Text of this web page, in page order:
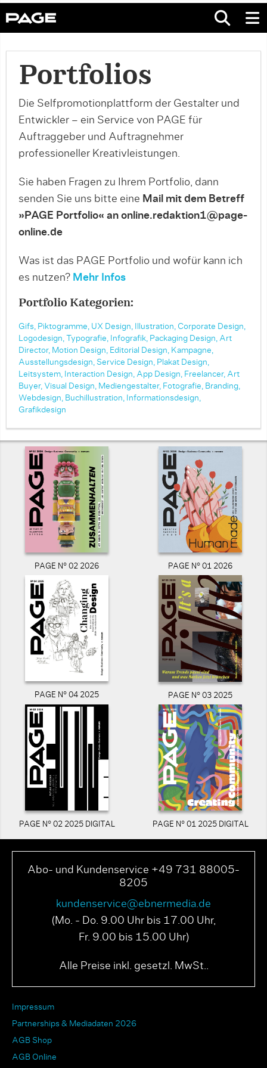
Portfolios
Die Selfpromotionplattform der Gestalter und
Entwickler – ein Service von PAGE für
Auftraggeber und Auftragnehmer
professioneller Kreativleistungen.
Sie haben Fragen zu Ihrem Portfolio, dann
senden Sie uns bitte eine Mail mit dem Betreff
»PAGE Portfolio« an online.redaktion1@page-
online.de
Was ist das PAGE Portfolio und wofür kann ich
es nutzen? Mehr Infos
Portfolio Kategorien:
Gifs, Piktogramme, UX Design, Illustration, Corporate Design,
Logodesign,
Typografie, Infografik, Packaging Design, Art
Director, Motion Design, Editorial Design, Kampagne,
Ausstellungsdesign, Service Design, Plakat Design,
Leitsystem, Interaction Design, App Design, Freelancer, Art
Buyer, Visual Design, Mediengestalter, Fotografie, Branding,
Webdesign, Buchillustration, Informationsdesign,
Grafikdesign
PAGE N° 02 2026 PAGE N° 01 2026
PAGE N° 04 2025 PAGE N° 03 2025
PAGE N° 02 2025 DIGITAL PAGE N° 01 2025 DIGITAL
Abo- und Kundenservice +49 731 88005-
8205
kundenservice@ebnermedia.de
(Mo. - Do. 9.00 Uhr bis 17.00 Uhr,
Fr. 9.00 bis 15.00 Uhr)
Alle Preise inkl. gesetzl. MwSt..
Impressum
Partnerships & Mediadaten 2026
AGB Shop
AGB Online